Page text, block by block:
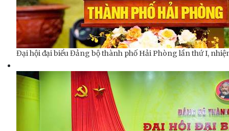
Đại hội đại biểu Đảng bộ thành phố Hải Phòng lần thứ I,